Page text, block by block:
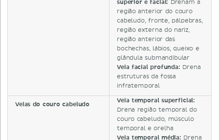
superior e facial: Drenam a
região anterior do couro
cabeludo, fronte, pálpebras,
região externa do nariz,
região anterior das
bochechas, lábios, queixo e
glândula submandibular
Veia facial profunda: Drena
estruturas da fossa
infratemporal
Veias do couro cabeludo
Veia temporal superficial:
Drena região temporal do
couro cabeludo, músculo
temporal e orelha
Veia temporal média: Drena